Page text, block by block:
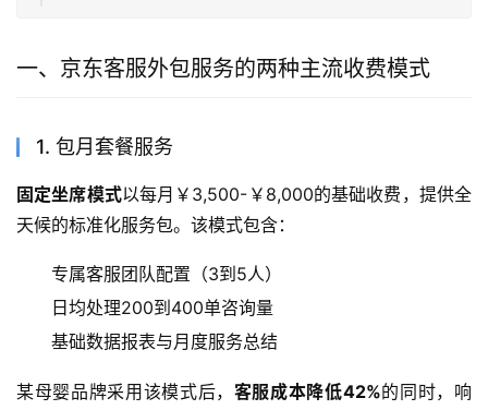
一、京东客服外包服务的两种主流收费模式
1. 包月套餐服务
固定坐席模式以每月￥3,500-￥8,000的基础收费，提供全
天候的标准化服务包。该模式包含：
专属客服团队配置（3到5人）
日均处理200到400单咨询量
基础数据报表与月度服务总结
某母婴品牌采用该模式后， 客服成本降低42%的同时，响